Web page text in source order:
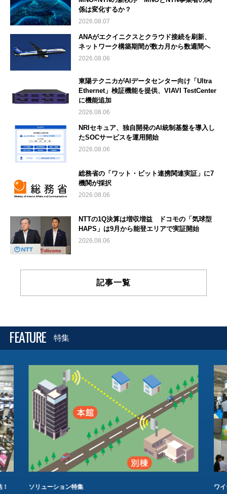
係は変化するか？
2026.08.07
ANAがエクイニクスとクラウド接続を刷新、
ネットワーク構築期間が数カ月から数週間へ
2026.08.06
東陽テクニカがAIデータセンター向け「Ultra
Ethernet」検証機能を提供、VIAVI TestCenter
に機能追加
2026.08.06
NRIセキュア、独自開発のAI統制基盤を導入し
たSOCサービスを運用開始
2026.08.06
総務省の「ワット・ビット連携関連実証」に7
機関が採択
2026.08.06
NTTの1Q決算は増収増益 ドコモの「気球型
HAPS」は9月から能登エリアで実証開始
2026.08.06
記事一覧
FEATURE 特集
ソリューション特集 ワ